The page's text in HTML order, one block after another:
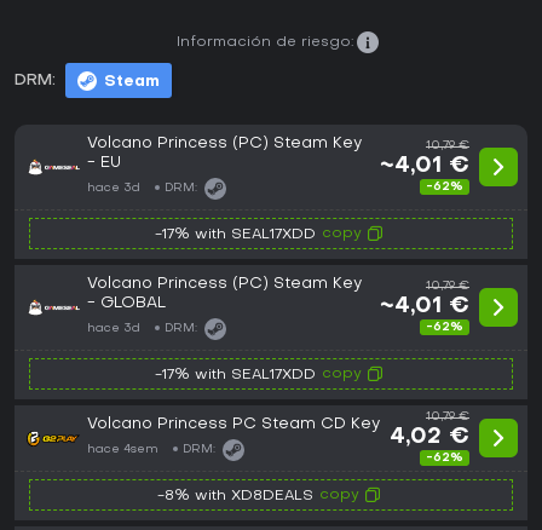
DRM: Steam
Información de riesgo:
Volcano Princess (PC) Steam Key
- EU
hace 3d DRM:
10,79 €
~4,01 €
-62%
-17% with SEAL17XDD copy
Volcano Princess (PC) Steam Key
- GLOBAL
hace 3d DRM:
10,79 €
~4,01 €
-62%
-17% with SEAL17XDD copy
Volcano Princess PC Steam CD Key
hace 4sem DRM:
10,79 €
4,02 €
-62%
-8% with XD8DEALS copy